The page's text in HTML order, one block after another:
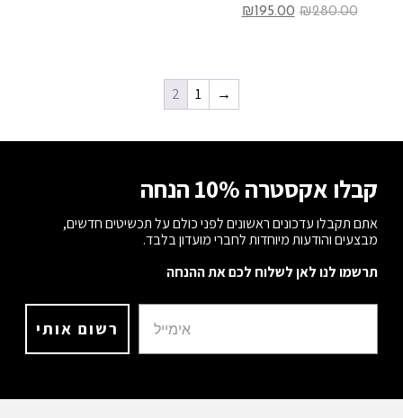
₪280.00
₪ 195.00
→
1
2
קבלו אקסטרה 10% הנחה
אתם תקבלו עדכונים ראשונים לפני כולם על תכשיטים חדשים,
מבצעים והודעות מיוחדות לחברי מועדון בלבד.
תרשמו לנו לאן לשלוח לכם את ההנחה
רשום אותי